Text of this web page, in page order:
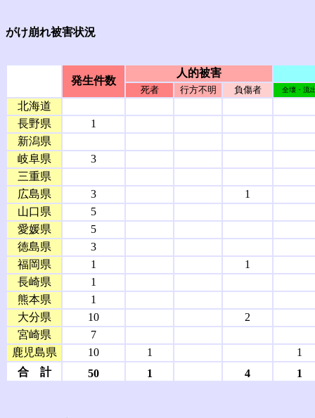
がけ崩れ被害状況
発生件数
人的被害
死者 行方不明 負傷者 全壊・流
北海道
長野県
1
新潟県
岐阜県
3
三重県
広島県
3
1
山口県
5
愛媛県
5
徳島県
3
福岡県
1
1
長崎県
1
熊本県
1
大分県
10
2
宮崎県
7
鹿児島県
10 1
1
合 計
50 1 4 1